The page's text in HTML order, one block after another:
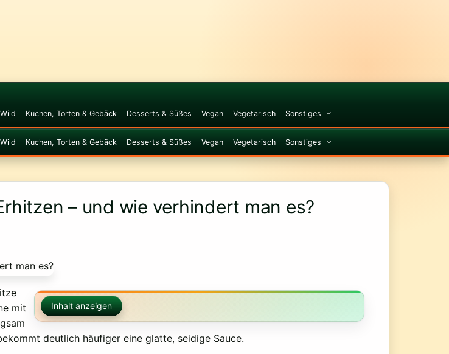
Kuchen, Torten & Gebäck Desserts & Süßes Vegan Vegetarisch Sonstiges
Kuchen, Torten & Gebäck Desserts & Süßes Vegan Vegetarisch Sonstiges
– und wie verhindert man es?
Inhalt anzeigen
mit
deutlich häufiger eine glatte, seidige Sauce.